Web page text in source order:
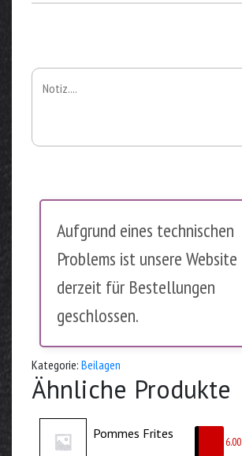
Aufgrund eines technischen
Problems ist unsere Website
derzeit für Bestellungen
geschlossen.
Kategorie: Beilagen
Ähnliche Produkte
Pommes Frites
6.00